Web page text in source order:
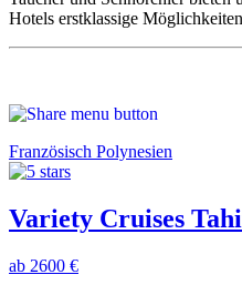
Hotels erstklassige
Französisch Polynesien
Variety Cruises
ab 2600 €